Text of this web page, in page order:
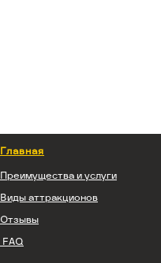
Главная
Преимущества и услуги
Виды аттракционов
Отзывы
FAQ